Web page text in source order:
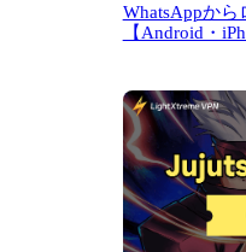
WhatsAppか
【Android・